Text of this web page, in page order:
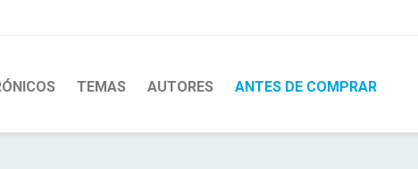
TEMAS AUTORES ANTES DE COMPRAR